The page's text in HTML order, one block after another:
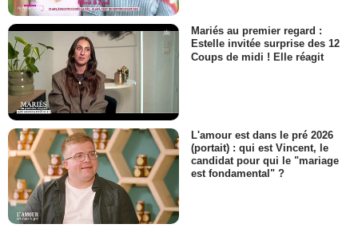
Mariés au premier regard :
Estelle invitée surprise des 12
Coups de midi ! Elle réagit
L'amour est dans le pré 2026
(portait) : qui est Vincent, le
candidat pour qui le "mariage
est fondamental" ?